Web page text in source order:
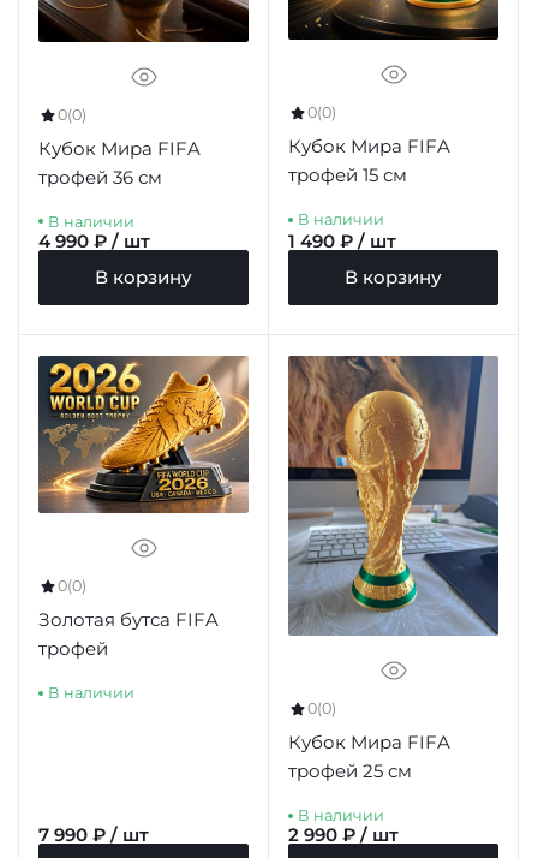
0(0)
Кубок Мира FIFA
трофей 36 см
В наличии
4 990 ₽ / шт
В корзину
0(0)
Кубок Мира FIFA
трофей 15 см
В наличии
1 490 ₽ / шт
В корзину
0(0)
Золотая бутса FIFA
трофей
В наличии
7 990 ₽ / шт
0(0)
Кубок Мира FIFA
трофей 25 см
В наличии
2 990 ₽ / шт